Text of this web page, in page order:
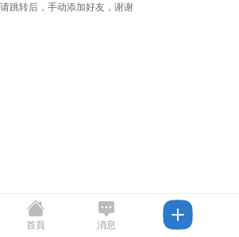
请跳转后，手动添加好友，谢谢
首頁 消息